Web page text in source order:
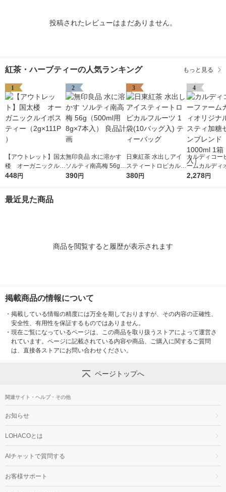
投稿されたレビューはまだありません。
紅茶・ハーブティーの人気ランキング もっと見る
1
【アウトレット】国太
楼 オーガニックルイ
ボスティー（2g×111P
448円
2
無印良品 水に溶かす
ソルティ南高梅 56g
（500ml用8g×7本
390円
3
日東紅茶 水出しアイ
スティートロピカルフ
ルーツ 1袋(10バッグ
380円
4
カルディコー
ームカルディ
ル アイスティ
2,278円
最近見た商品
商品を閲覧すると履歴が表示されます
掲載商品の情報について
・ 掲載している情報の精度には万全を期しておりますが、その内容の正確性、
安全性、有用性を保証するものではありません。
・ 現在ご覧になっているページは、この商品を取り扱うストアによって運営さ
れています。ページに記載されている内容や商品、ご購入に関するご質問
は、直接各ストアにお問い合わせください。
ページトップへ
関連サイト・ヘルプ・その他
お知らせ
LOHACOとは
AIチャットで質問する
お客様サポート